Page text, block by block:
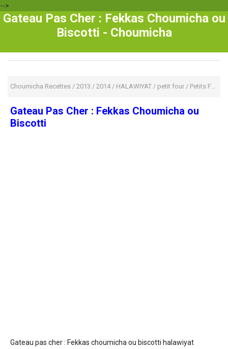
-->
Gateau Pas Cher : Fekkas Choumicha ou
Biscotti - Choumicha
Choumicha Recettes / 2013 / 2014/ HALAWIYAT / petit four / Petits Fours
Gateau Pas Cher : Fekkas Choumicha ou
Biscotti
Gateau pas cher : Fekkas choumicha ou biscotti halawiyat